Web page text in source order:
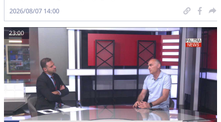
2026/08/07 14:00
23:00